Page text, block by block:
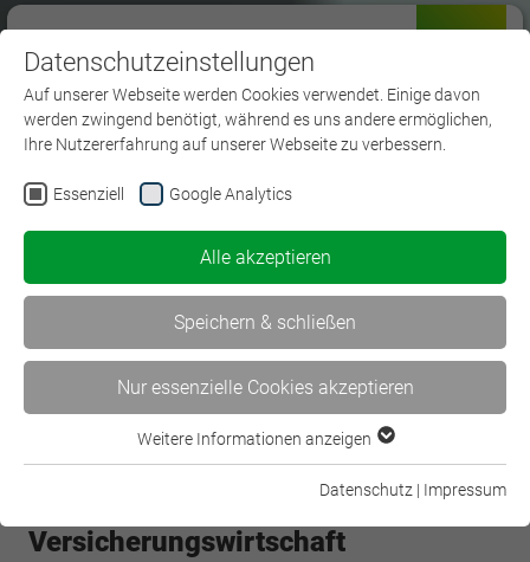
Bachelorstudium
Bachelorstudiengänge in der
Versicherungswirtschaft
Datenschutzeinstellungen
Auf unserer Webseite werden Cookies verwendet. Einige davon
werden zwingend benötigt, während es uns andere ermöglichen,
Ihre Nutzererfahrung auf unserer Webseite zu verbessern.
Essenziell Google Analytics
Alle akzeptieren
Speichern & schließen
Nur essenzielle Cookies akzeptieren
Essenzielle Cookies werden für grundlegende Funktionen der
Webseite einwandfrei funktioniert.
Weitere Informationen anzeigen
Datenschutz | Impressum